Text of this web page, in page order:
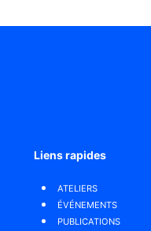
Liens rapides
ATELIERS
ÉVÉNEMENTS
PUBLICATIONS